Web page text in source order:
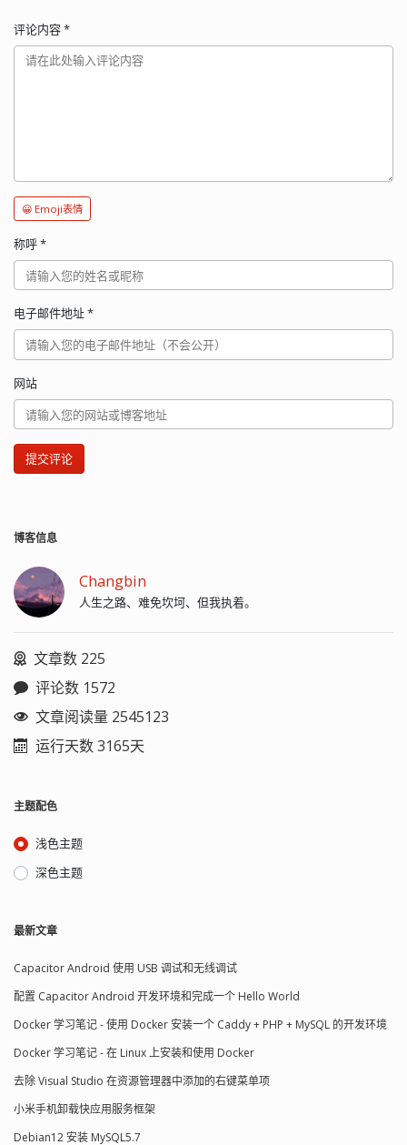
评论内容*
😀 Emoji表情
称呼*
电子邮件地址*
网站
提交评论
博客信息
Changbin
人生之路、难免坎坷、但我执着。
文章数 225
评论数 1572
文章阅读量 2545123
运行天数 3165天
主题配色
浅色主题
深色主题
最新文章
Capacitor Android 使用 USB 调试和无线调试
配置 Capacitor Android 开发环境和完成一个 Hello World
Docker 学习笔记 - 使用 Docker 安装一个 Caddy + PHP + MySQL 的开发环境
Docker 学习笔记 - 在 Linux 上安装和使用 Docker
去除 Visual Studio 在资源管理器中添加的右键菜单项
小米手机卸载快应用服务框架
Debian12 安装 MySQL5.7